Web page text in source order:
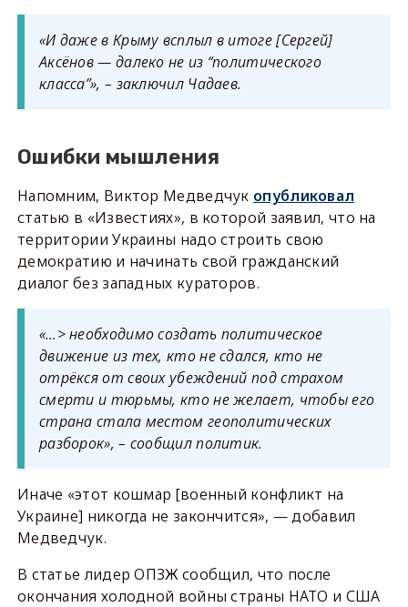
«И даже в Крыму всплыл в итоге [Сергей]
Аксёнов — далеко не из “политического
класса”», – заключил Чадаев.
Ошибки мышления
Напомним, Виктор Медведчук опубликовал
статью в «Известиях», в которой заявил, что на
территории Украины надо строить свою
демократию и начинать свой гражданский
диалог без западных кураторов.
«…> необходимо создать политическое
движение из тех, кто не сдался, кто не
отрёкся от своих убеждений под страхом
смерти и тюрьмы, кто не желает, чтобы его
страна стала местом геополитических
разборок», – сообщил политик.
Иначе «этот кошмар [военный конфликт на
Украине] никогда не закончится», — добавил
Медведчук.
В статье лидер ОПЗЖ сообщил, что после
окончания холодной войны страны НАТО и США